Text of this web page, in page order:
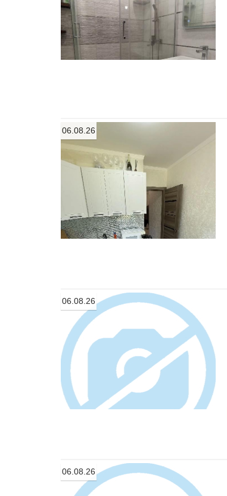
06.08.26
06.08.26
06.08.26